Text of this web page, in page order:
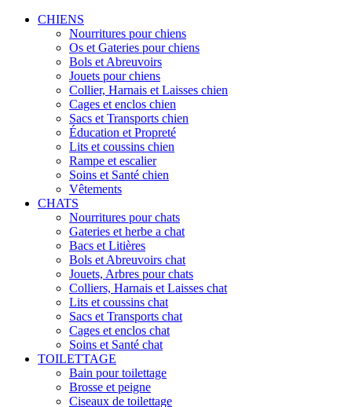
CHIENS
Nourritures pour chiens
Os et Gateries pour chiens
Bols et Abreuvoirs
Jouets pour chiens
Collier, Harnais et Laisses chien
Cages et enclos chien
Sacs et Transports chien
Éducation et Propreté
Lits et coussins chien
Rampe et escalier
Soins et Santé chien
Vêtements
CHATS
Nourritures pour chats
Gateries et herbe a chat
Bacs et Litières
Bols et Abreuvoirs chat
Jouets, Arbres pour chats
Colliers, Harnais et Laisses chat
Lits et coussins chat
Sacs et Transports chat
Cages et enclos chat
Soins et Santé chat
TOILETTAGE
Bain pour toilettage
Brosse et peigne
Ciseaux de toilettage